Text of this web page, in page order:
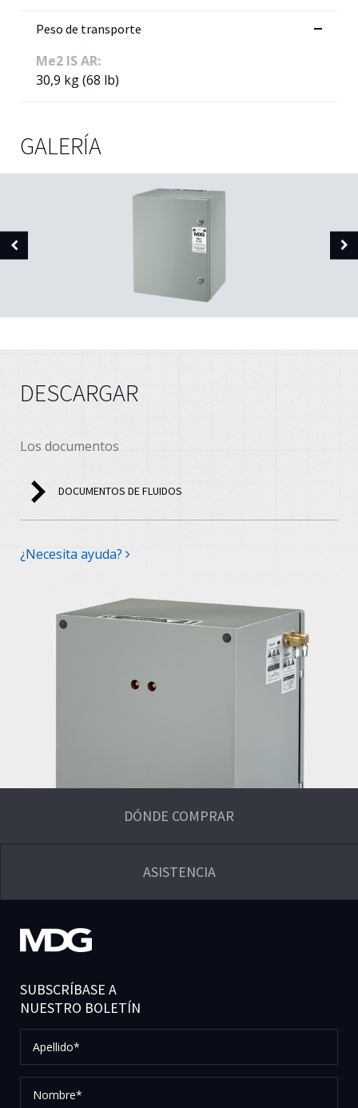
Peso de transporte
Me2 IS AR:
30,9 kg (68 lb)
GALERÍA
DESCARGAR
Los documentos
DOCUMENTOS DE FLUIDOS
¿Necesita ayuda?
DÓNDE COMPRAR
ASISTENCIA
SUBSCRÍBASE A
NUESTRO BOLETÍN
Apellido*
Nombre*